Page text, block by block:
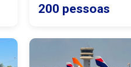
200 pessoas